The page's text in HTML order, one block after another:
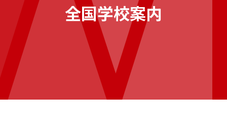
全国学校案内